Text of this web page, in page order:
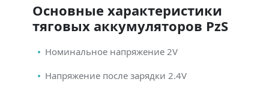
Основные характеристики
тяговых аккумуляторов PzS
Номинальное напряжение 2V
Напряжение после зарядки 2.4V